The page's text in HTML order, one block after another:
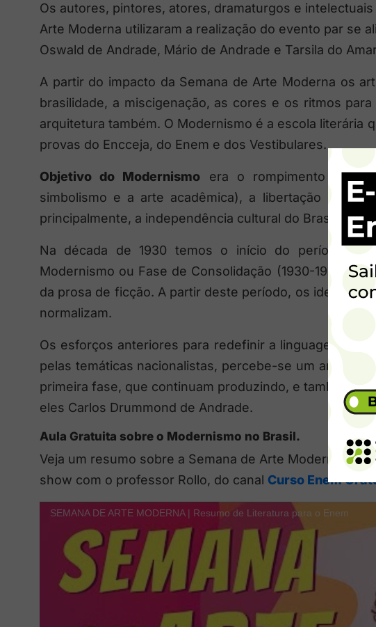
Os autores, pintores, atores, dramaturgos e
Arte Moderna utilizaram a realização do evento par se
Oswald de Andrade, Mário de Andrade e Tarsila do
A partir do impacto da Semana de Arte Moderna os
brasilidade, a miscigenação, as cores e os ritmos
arquitetura também. O Modernismo é a escola literária
provas do Encceja, do Enem e dos Vestibulares.
Objetivo do Modernismo era o rompimento com o
simbolismo e a arte acadêmica), a libertação
principalmente, a independência cultural do Brasil.
Na década de 1930 temos o início do período
Modernismo ou Fase de Consolidação (1930-1945),
da prosa de ficção. A partir deste período, os ideais
normalizam.
Os esforços anteriores para redefinir a linguagem
pelas temáticas nacionalistas, percebe-se um
primeira fase, que continuam produzindo, e também o
eles Carlos Drummond de Andrade.
Aula Gratuita sobre o Modernismo no Brasil.
Veja um resumo sobre a Semana de Arte Moderna,
show com o professor Rollo, do canal Curso Enem
SEMANA DE ARTE MODERNA | Resumo de Literatura para o Enem